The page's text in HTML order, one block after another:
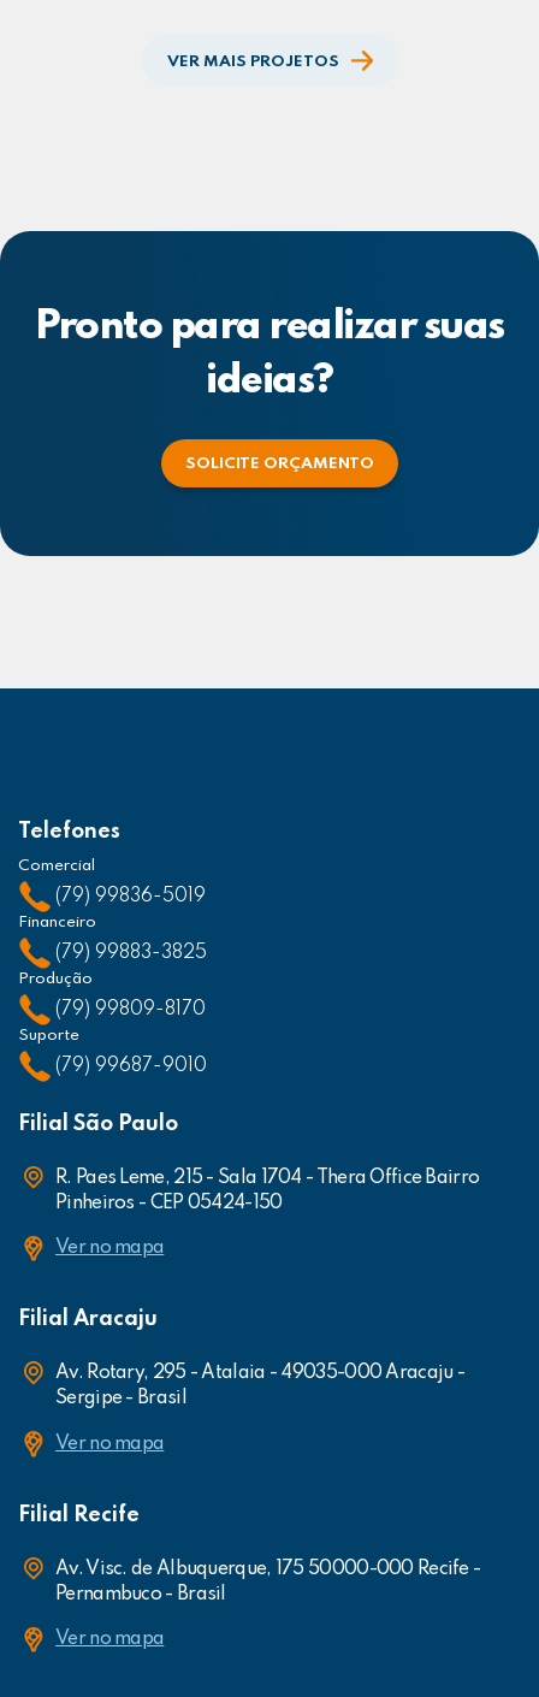
VER MAIS PROJETOS
Pronto para realizar suas
ideias?
SOLICITE ORÇAMENTO
Telefones
Comercial
(79) 99836-5019
Financeiro
(79) 99883-3825
Produção
(79) 99809-8170
Suporte
(79) 99687-9010
Filial São Paulo
R. Paes Leme, 215 - Sala 1704 - Thera Office Bairro
Pinheiros - CEP 05424-150
Ver no mapa
Filial Aracaju
Av. Rotary, 295 - Atalaia - 49035-000 Aracaju -
Sergipe - Brasil
Ver no mapa
Filial Recife
Av. Visc. de Albuquerque, 175 50000-000 Recife -
Pernambuco - Brasil
Ver no mapa